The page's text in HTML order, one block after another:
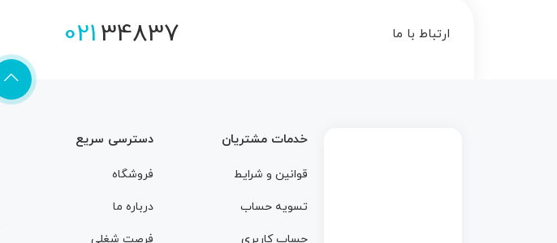
ارتباط با ما 02134837
خدمات مشتریان
قوانین و شرایط
تسویه حساب
حساب کاربری
دسترسی سریع
فروشگاه
درباره ما
فرصت شغلی